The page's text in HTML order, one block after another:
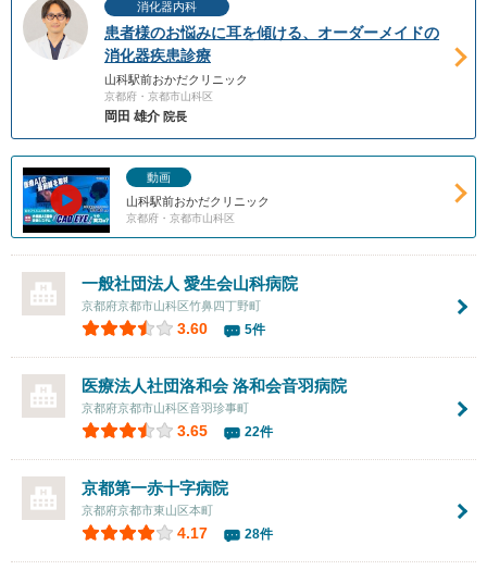
消化器内科
患者様のお悩みに耳を傾ける、オーダーメイドの
消化器疾患診療
山科駅前おかだクリニック
京都府・京都市山科区
岡田 雄介 院長
動画
山科駅前おかだクリニック
京都府・京都市山科区
一般社団法人 愛生会山科病院
京都府京都市山科区竹鼻四丁野町
3.60 5件
医療法人社団洛和会洛和会音羽病院
京都府京都市山科区音羽珍事町
3.65 22件
京都第一赤十字病院
京都府京都市東山区本町
4.17 28件